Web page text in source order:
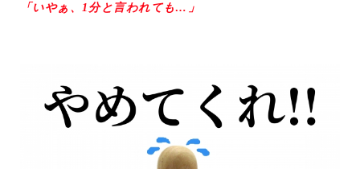
「いやぁ、1分と言われても…」